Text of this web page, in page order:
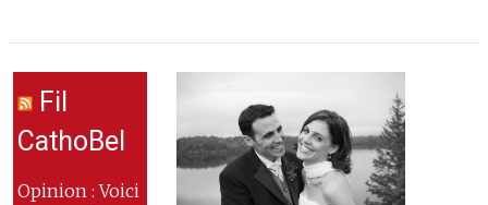
Fil
CathoBel
Opinion : Voici